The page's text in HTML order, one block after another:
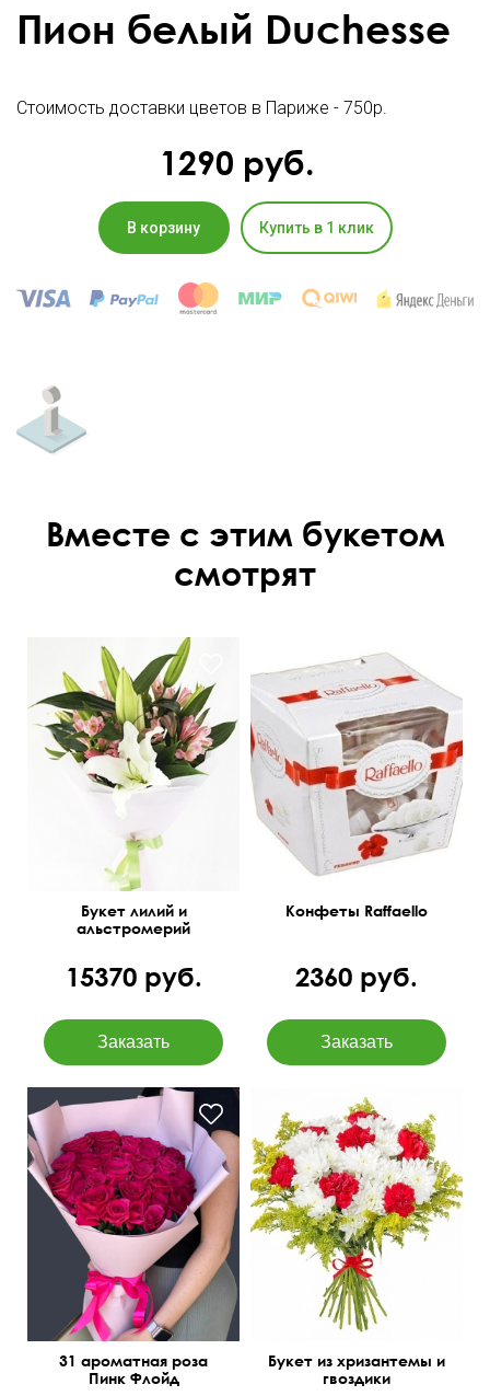
Пион белый Duchesse
Стоимость доставки цветов в Париже - 750р.
1290 руб.
В корзину Купить в 1 клик
Вместе с этим букетом
смотрят
Букет лилий и
альстромерий
15370 руб.
Конфеты Raffaello
2360 руб.
31 ароматная роза
Пинк Флойд
Букет из хризантемы и
гвоздики